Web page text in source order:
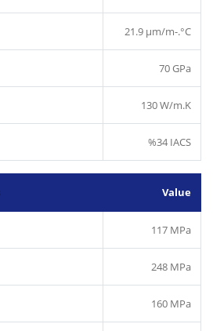
21.9 µm/m-.°C
70 GPa
130 W/m.K
%34 IACS
Value
117 MPa
248 MPa
160 MPa